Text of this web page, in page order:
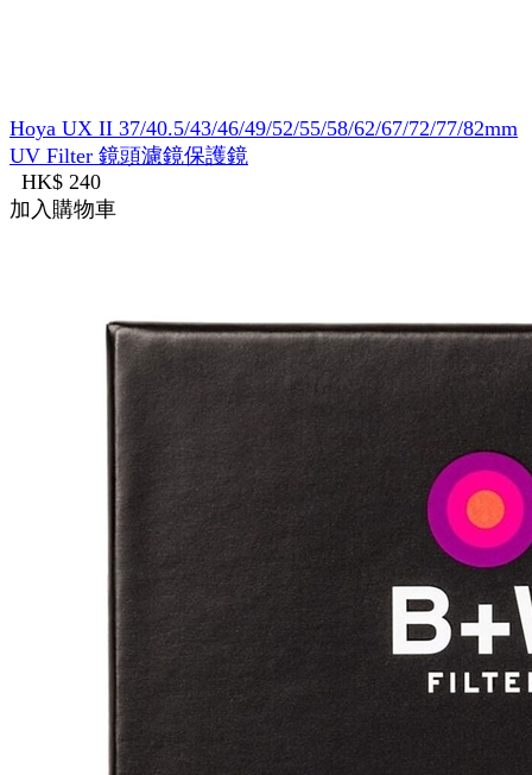
Hoya UX II 37/40.5/43/46/49/52/55/58/62/67/72/77/82mm
UV Filter 鏡頭濾鏡保護鏡
HK$ 240
加入購物車